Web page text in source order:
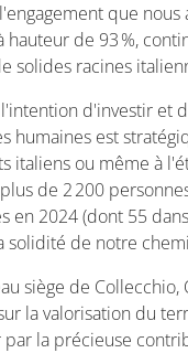
que
hauteur de 93 %,
solides racines
l'intention d'investir et
humaines est
italiens ou même à
de 2 200
en 2024 (dont 55
solidité de notre
siège de
la valorisation du
la précieuse